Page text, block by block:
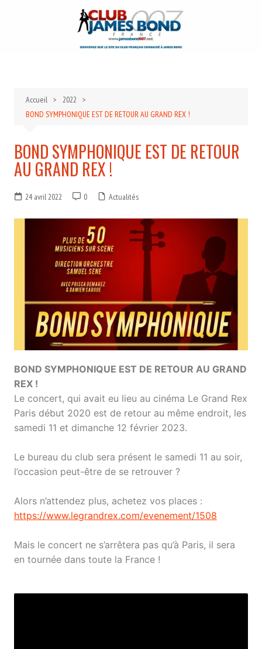
Accueil
2022
BOND SYMPHONIQUE EST DE RETOUR AU GRAND REX !
BOND SYMPHONIQUE EST DE RETOUR
AU GRAND REX !
24 avril 2022 0 Actualités
BOND SYMPHONIQUE EST DE RETOUR AU GRAND
REX !
Le concert, qui avait eu lieu au cinéma Le Grand Rex
Parisdébut 2020 est de retour au même endroit, les
samedi 11 et dimanche 12 février 2023.
Le bureau du club sera présent le samedi 11 au soir,
l’occasion peut-être de se retrouver ?
Alors n’attendez plus, achetez vos places :
https://www.legrandrex.com/evenement/1508
Mais le concert ne s’arrêtera pas qu’à Paris, il sera
en tournée dans toute la France !